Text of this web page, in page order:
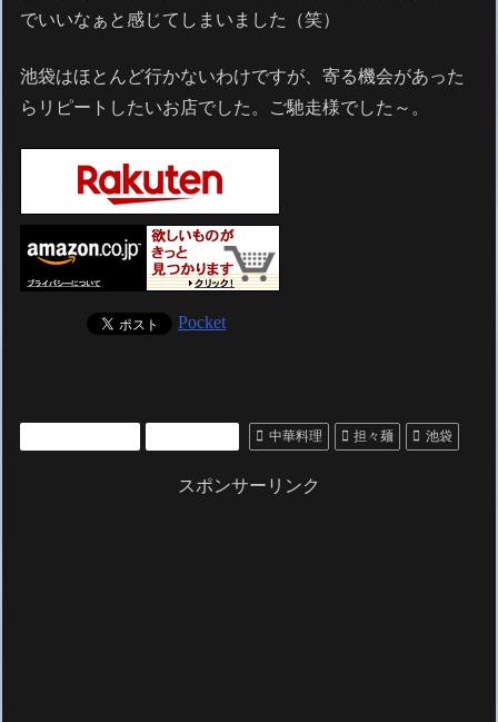
でいいなぁと感じてしまいました（笑）
池袋はほとんど行かないわけですが、寄る機会があった
らリピートしたいお店でした。ご馳走様でした～。
Pocket
中華料理 担々麺 池袋
スポンサーリンク